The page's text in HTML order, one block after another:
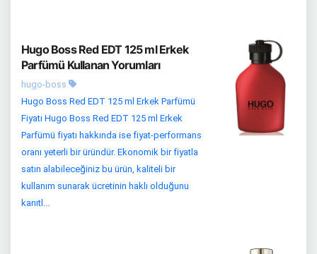
Hugo Boss Red EDT 125 ml Erkek
Parfümü Kullanan Yorumları
hugo-boss
Hugo Boss Red EDT 125 ml Erkek Parfümü
Fiyatı Hugo Boss Red EDT 125 ml Erkek
Parfümü fiyatı hakkında ise fiyat-performans
oranı yeterli bir üründür. Ekonomik bir fiyatla
satın alabileceğiniz bu ürün, kaliteli bir
kullanım sunarak ücretinin haklı olduğunu
kanıtl...